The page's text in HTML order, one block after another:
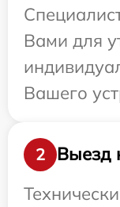
Вами для
Вашего
2
Выезд